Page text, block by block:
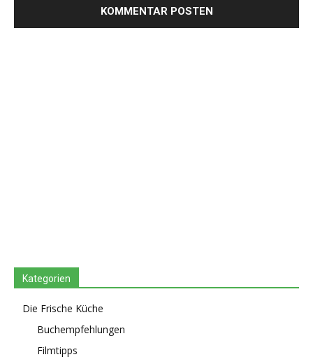
Kategorien
Die Frische Küche
Buchempfehlungen
Filmtipps